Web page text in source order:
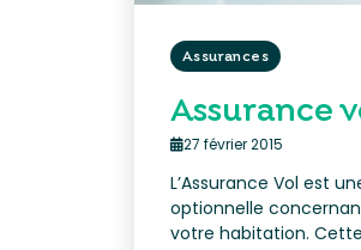
Assurances
Assurance
27 février 2015
L’Assurance Vol est
optionnelle
votre habitation.